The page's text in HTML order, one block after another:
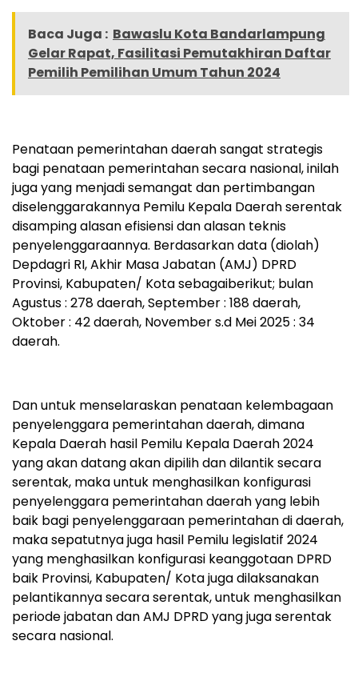
Baca Juga : Bawaslu Kota Bandarlampung
Gelar Rapat, Fasilitasi Pemutakhiran Daftar
Pemilih Pemilihan Umum Tahun 2024
Penataan pemerintahan daerah sangat strategis
bagi penataan pemerintahan secara nasional, inilah
juga yang menjadi semangat dan pertimbangan
diselenggarakannya Pemilu Kepala Daerah serentak
disamping alasan efisiensi dan alasan teknis
penyelenggaraannya. Berdasarkan data (diolah)
Depdagri RI, Akhir Masa Jabatan (AMJ) DPRD
Provinsi, Kabupaten/ Kota sebagaiberikut; bulan
Agustus : 278 daerah, September : 188 daerah,
Oktober : 42 daerah, November s.d Mei 2025 : 34
daerah.
Dan untuk menselaraskan penataan kelembagaan
penyelenggara pemerintahan daerah, dimana
Kepala Daerah hasil Pemilu Kepala Daerah 2024
yang akan datang akan dipilih dan dilantik secara
serentak, maka untuk menghasilkan konfigurasi
penyelenggara pemerintahan daerah yang lebih
baik bagi penyelenggaraan pemerintahan di daerah,
maka sepatutnya juga hasil Pemilu legislatif 2024
yang menghasilkan konfigurasi keanggotaan DPRD
baik Provinsi, Kabupaten/ Kota juga dilaksanakan
pelantikannya secara serentak, untuk menghasilkan
periode jabatan dan AMJ DPRD yang juga serentak
secara nasional.